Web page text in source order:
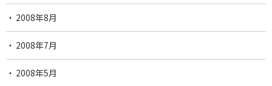
2008年8月
2008年7月
2008年5月